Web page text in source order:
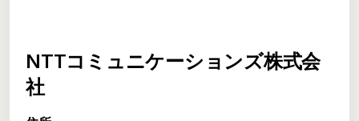
NTTコミュニケーションズ株式会
社